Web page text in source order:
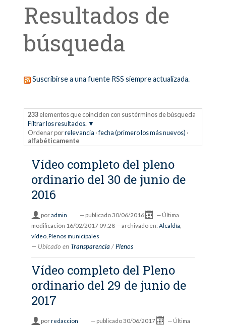
Resultados de
búsqueda
Suscribirse a una fuente RSS siempre actualizada.
233elementos que coinciden con sus términos de búsqueda
Filtrar los resultados.
Ordenar porrelevancia ·fecha (primero los más nuevos) ·
alfabéticamente
Vídeo completo del pleno
ordinario del 30 de junio de
2016
poradmin — publicado30/06/2016 — Última
modificación 16/02/2017 09:28 — archivado en: Alcaldía
vídeo, Plenos municipales
Ubicado en Transparencia /Plenos
Vídeo completo del Pleno
ordinario del 29 de junio de
2017
porredaccion — publicado30/06/2017 — Última